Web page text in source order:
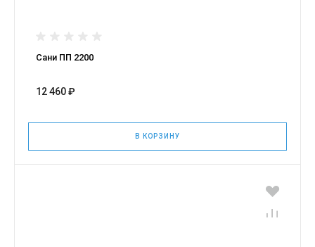
Сани ПП 2200
12 460 ₽
В КОРЗИНУ